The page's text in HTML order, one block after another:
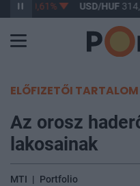
-0,61% USD/HUF
ELŐFIZETŐI TARTALOM
Az orosz
lakosainak
MTI | Portfolio